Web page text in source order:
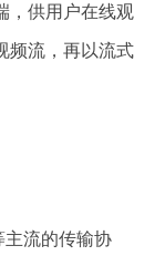
，供用户在线观
频流，再以流式
主流的传输协